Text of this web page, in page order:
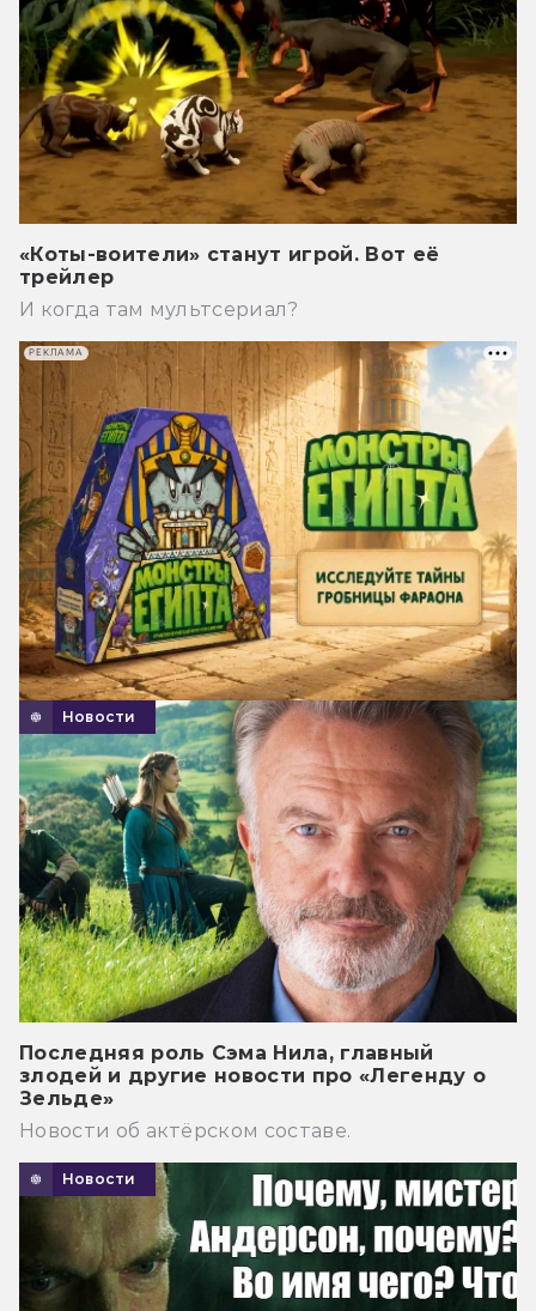
«Коты-воители» станут игрой. Вот её
трейлер
И когда там мультсериал?
Новости
Последняя роль Сэма Нила, главный
злодей и другие новости про «Легенду о
Зельде»
Новости об актёрском составе.
Новости
РЕКЛАМА